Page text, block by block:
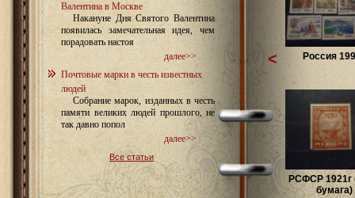
Валентина в Москве
Накануне Дня Святого Валентина
появилась замечательная идея, чем
порадовать настоя
далее>>
Почтовые марки в честь известных
людей
Собрание марок, изданных в честь
памяти великих людей прошлого, не
так давно попол
далее>>
Все статьи
Россия
РСФСР 1921г
бумага)
<